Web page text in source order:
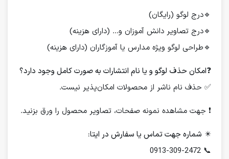
🔹درج لوگو (رایگان)
🔹درج تصاویر دانش آموزان و... (دارای هزینه)
🔹طراحی لوگو ویژه مدارس یا آموزگاران (دارای هزینه)
❓امکان حذف لوگو و یا نام انتشارات به صورت کامل وجود دارد؟
✅ حذف نام ناشر از محصولات امکان‌پذیر نیست.
❗️ جهت مشاهده نمونه صفحات، تصاویر محصول را ورق بزنید.
✴️ شماره جهت تماس یا سفارش در ایتا:
📞 0913-309-2472